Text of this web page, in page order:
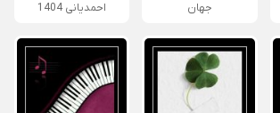
جهان
احمدیانی 1404